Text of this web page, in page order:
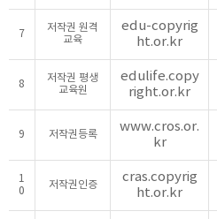
7
저작권 원격
교육
edu-copyrig
ht.or.kr
8
저작권 평생
교육원
edulife.copy
right.or.kr
9 저작권등록
www.cros.or.
kr
1
0
저작권인증
cras.copyrig
ht.or.kr